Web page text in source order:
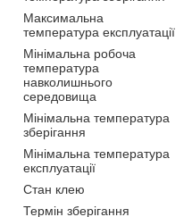
Максимальна
температура експлуатації
Мінімальна робоча
температура
навколишнього
середовища
Мінімальна температура
зберігання
Мінімальна температура
експлуатації
Стан клею
Термін зберігання